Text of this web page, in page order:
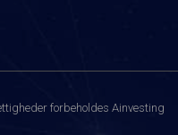
forbeholdes Ainvesting